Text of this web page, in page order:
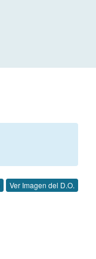
Ver Imagen del D.O.